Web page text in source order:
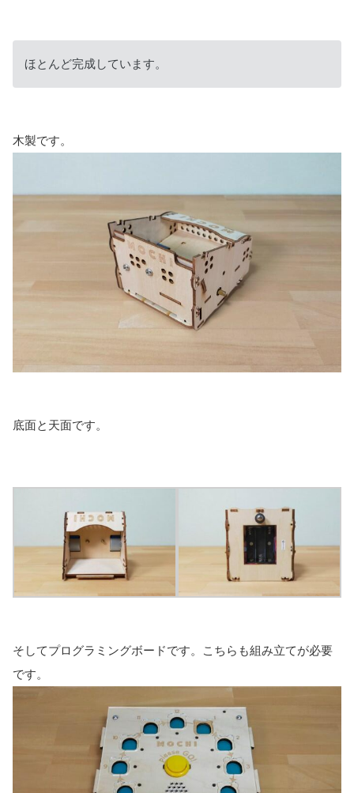
ほとんど完成しています。
木製です。
底面と天面です。
そしてプログラミングボードです。こちらも組み立てが必要
です。